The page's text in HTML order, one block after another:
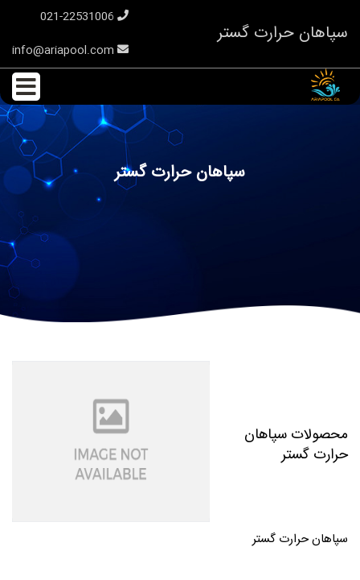
سپاهان حرارت گستر
سپاهان حرارت گستر
محصولات سپاهان
حرارت گستر
سپاهان حرارت گستر